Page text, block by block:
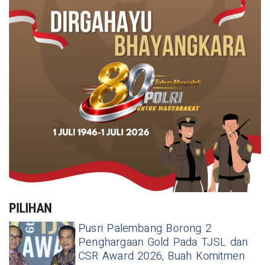
PILIHAN
Pusri Palembang Borong 2
Penghargaan Gold Pada TJSL dan
CSR Award 2026, Buah Komitmen